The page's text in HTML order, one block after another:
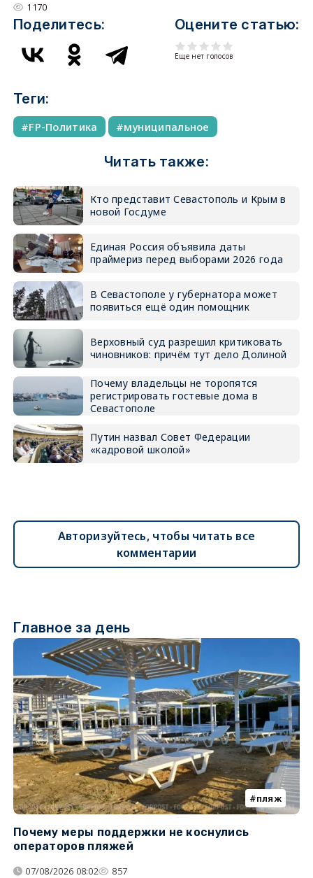
1170
Поделитесь: Оцените статью:
Еще нет голосов
Теги:
FP-Политика муниципальное
Читать также:
Кто представит Севастополь и Крым в
новой Госдуме
Единая Россия объявила даты
праймериз перед выборами 2026 года
В Севастополе у губернатора может
появиться ещё один помощник
Верховный суд разрешил критиковать
чиновников: причём тут дело Долиной
Почему владельцы не торопятся
регистрировать гостевые дома в
Севастополе
Путин назвал Совет Федерации
«кадровой школой»
Авторизуйтесь, чтобы читать все
комментарии
Главное за день
пляж
Почему меры поддержки не коснулись
операторов пляжей
07/08/2026 08:02 857